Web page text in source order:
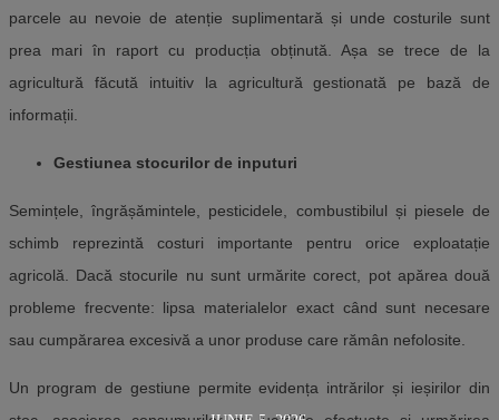
parcele au nevoie de atenție suplimentară și unde costurile sunt
prea mari în raport cu producția obținută. Așa se trece de la
agricultură făcută intuitiv la agricultură gestionată pe bază de
informații.
Gestiunea stocurilor de inputuri
Semințele, îngrășămintele, pesticidele, combustibilul și piesele de
schimb reprezintă costuri importante pentru orice exploatație
agricolă. Dacă stocurile nu sunt urmărite corect, pot apărea două
probleme frecvente: lipsa materialelor exact când sunt necesare
sau cumpărarea excesivă a unor produse care rămân nefolosite.
Un program de gestiune permite evidența intrărilor și ieșirilor din